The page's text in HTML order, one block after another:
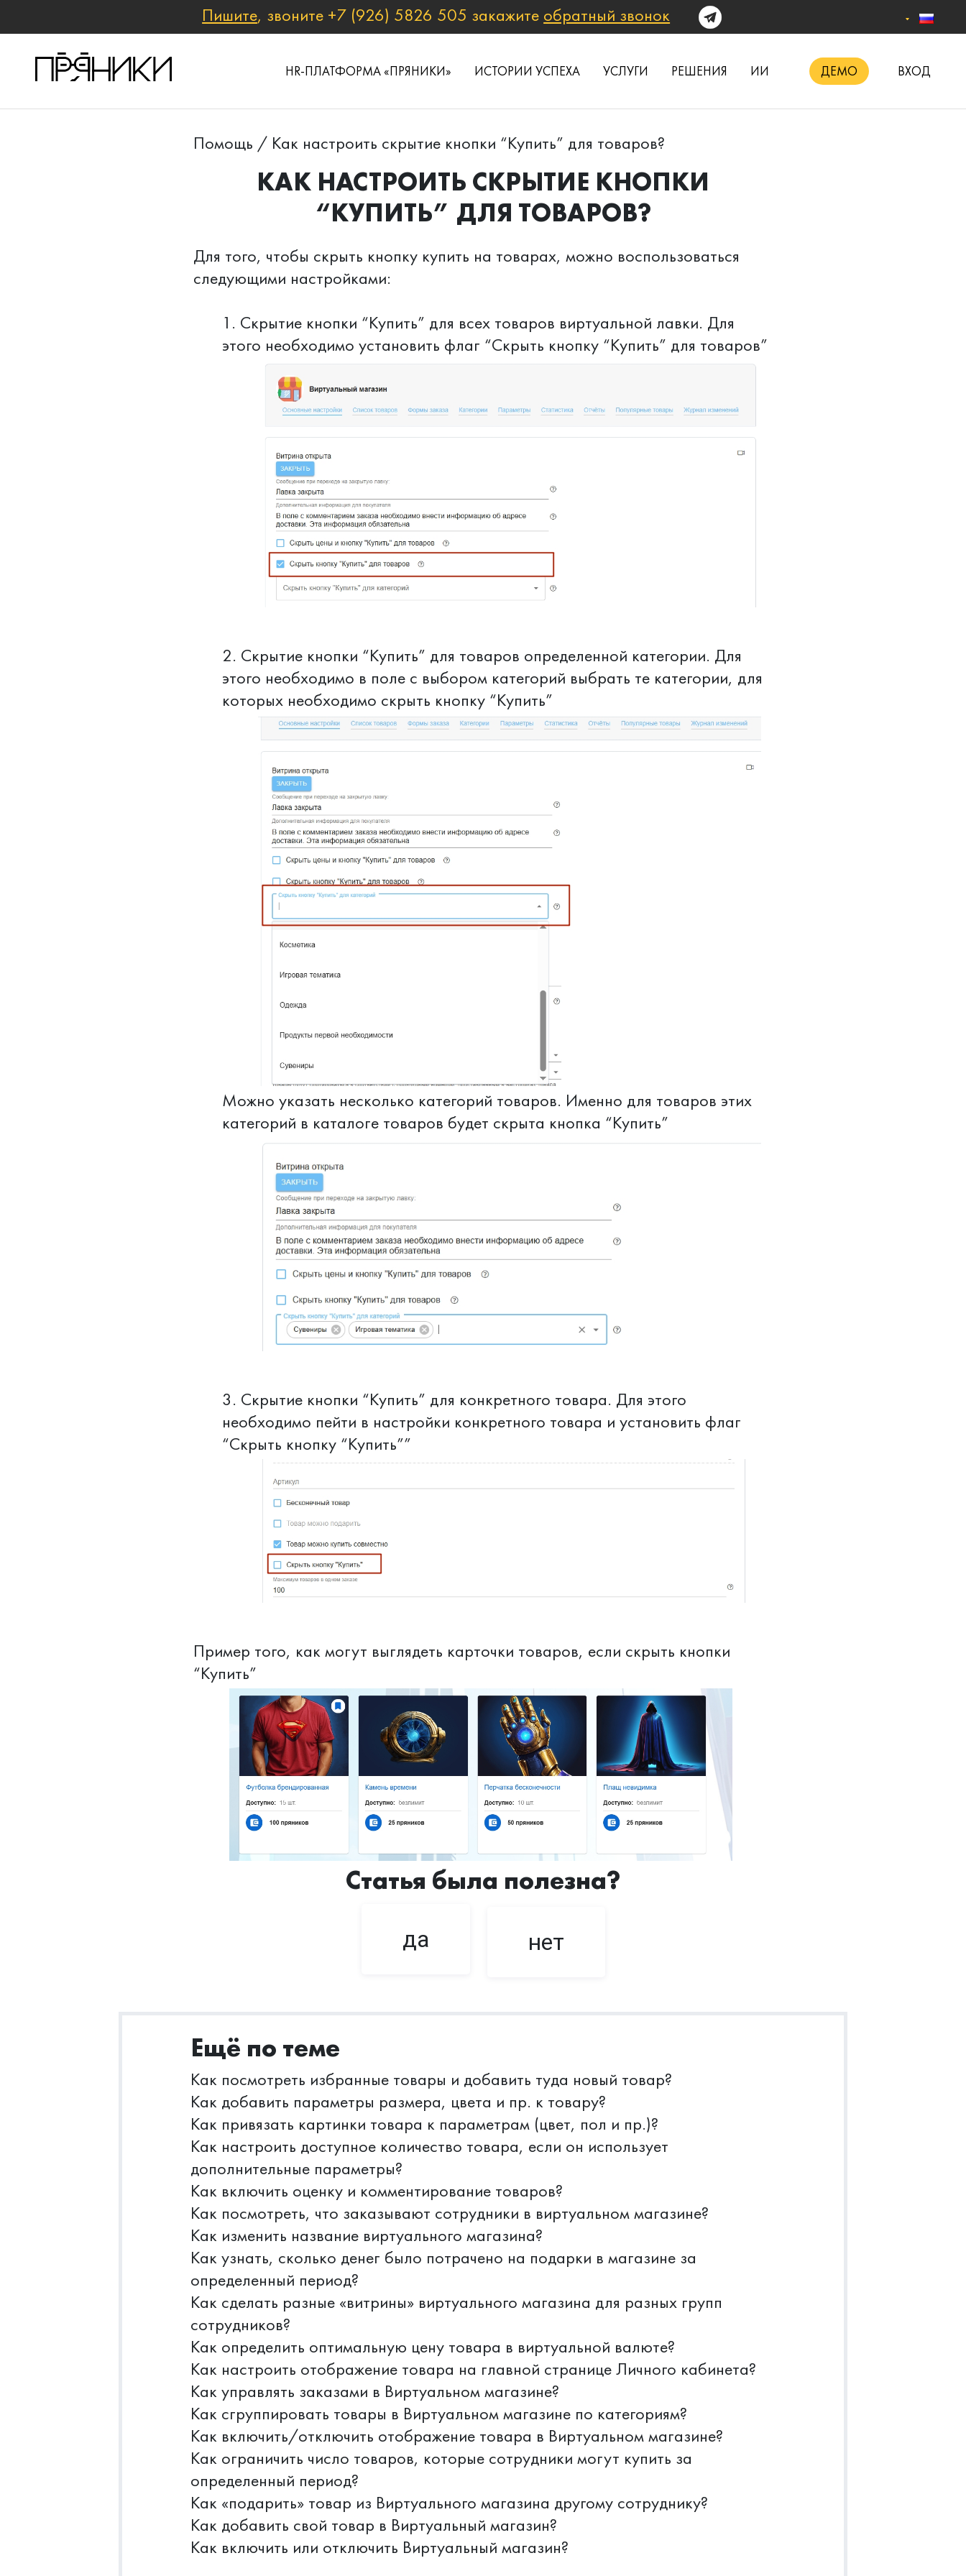
Пишите, звоните +7 (926) 5826 505 закажите обратный звонок
HR-ПЛАТФОРМА «ПРЯНИКИ» ИСТОРИИ УСПЕХА УСЛУГИ РЕШЕНИЯ ИИ ДЕМО ВХОД
Помощь / Как настроить скрытие кнопки “Купить” для товаров?
КАК НАСТРОИТЬ СКРЫТИЕ КНОПКИ
“КУПИТЬ” ДЛЯ ТОВАРОВ?
Для того, чтобы скрыть кнопку купить на товарах, можно воспользоваться
следующими настройками:
1. Скрытие кнопки “Купить” для всех товаров виртуальной лавки. Для
этого необходимо установить флаг “Скрыть кнопку “Купить” для товаров”
2. Скрытие кнопки “Купить” для товаров определенной категории. Для
этого необходимо в поле с выбором категорий выбрать те категории, для
которых необходимо скрыть кнопку “Купить”
Можно указать несколько категорий товаров. Именно для товаров этих
категорий в каталоге товаров будет скрыта кнопка “Купить”
3. Скрытие кнопки “Купить” для конкретного товара. Для этого
необходимо пейти в настройки конкретного товара и установить флаг
“Скрыть кнопку “Купить””
Пример того, как могут выглядеть карточки товаров, если скрыть кнопки
“Купить”
Статья была полезна?
да нет
Ещё по теме
Как посмотреть избранные товары и добавить туда новый товар?
Как добавить параметры размера, цвета и пр. к товару?
Как привязать картинки товара к параметрам (цвет, пол и пр.)?
Как настроить доступное количество товара, если он использует
дополнительные параметры?
Как включить оценку и комментирование товаров?
Как посмотреть, что заказывают сотрудники в виртуальном магазине?
Как изменить название виртуального магазина?
Как узнать, сколько денег было потрачено на подарки в магазине за
определенный период?
Как сделать разные «витрины» виртуального магазина для разных групп
сотрудников?
Как определить оптимальную цену товара в виртуальной валюте?
Как настроить отображение товара на главной странице Личного кабинета?
Как управлять заказами в Виртуальном магазине?
Как сгруппировать товары в Виртуальном магазине по категориям?
Как включить/отключить отображение товара в Виртуальном магазине?
Как ограничить число товаров, которые сотрудники могут купить за
определенный период?
Как «подарить» товар из Виртуального магазина другому сотруднику?
Как добавить свой товар в Виртуальный магазин?
Как включить или отключить Виртуальный магазин?